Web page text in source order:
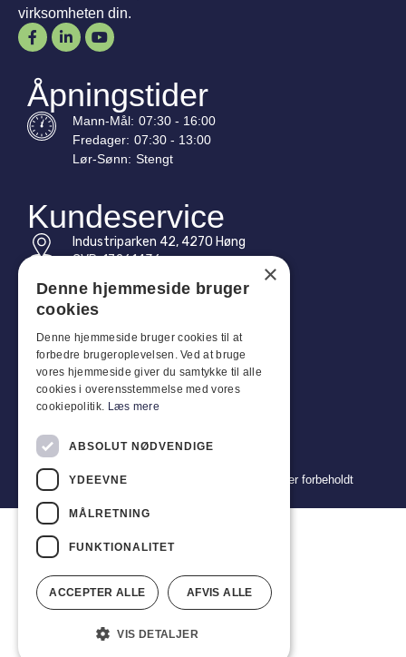
virksomheten din.
Åpningstider
Mann-Mål: 07:30 - 16:00
Fredager: 07:30 - 13:00
Lør-Sønn: Stengt
Kundeservice
Industriparken 42, 4270 Høng
CVR: 17261436
Tlf: +45 4396 4122
Quicklinks
Retningslinjer for personvern
Vilkår og betingelser for salg og levering
Copyright 2024 © Viggo Bendz. Alle rettigheter forbeholdt
×
Denne hjemmeside bruger
cookies
Denne hjemmeside bruger cookies til at
forbedre brugeroplevelsen. Ved at bruge
vores hjemmeside giver du samtykke til alle
cookies i overensstemmelse med vores
cookiepolitik. Læs mere
ABSOLUT NØDVENDIGE
YDEEVNE
MÅLRETNING
FUNKTIONALITET
ACCEPTER ALLE AFVIS ALLE
VIS DETALJER